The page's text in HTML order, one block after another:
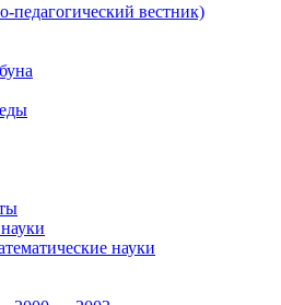
вестник)
науки